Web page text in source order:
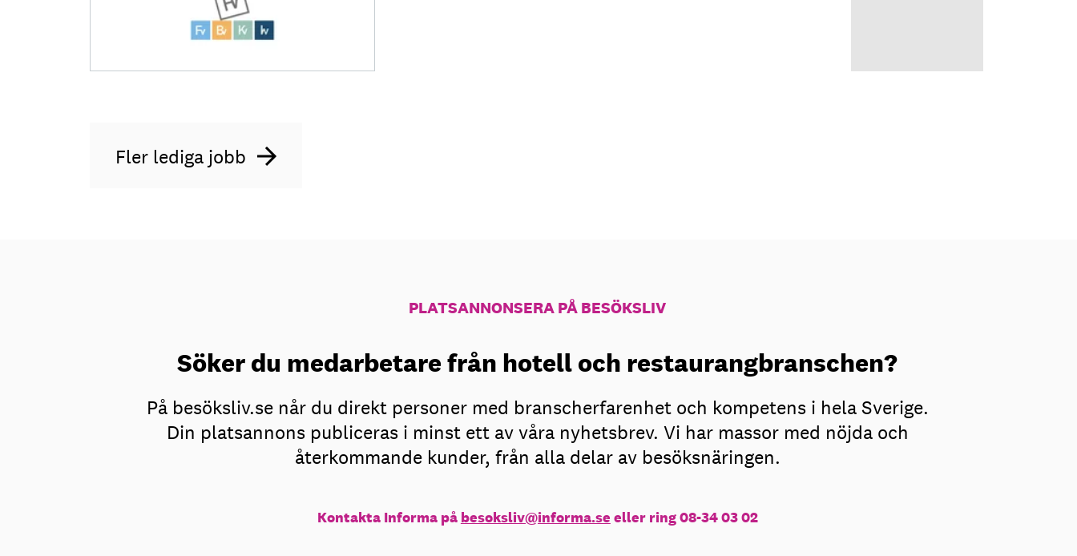
Fler lediga jobb
PLATSANNONSERA PÅ BESÖKSLIV
Söker du medarbetare från hotell och restaurangbranschen?
På besöksliv.se når du direkt personer med branscherfarenhet och kompetens i hela Sverige.
Din platsannons publiceras i minst ett av våra nyhetsbrev. Vi har massor med nöjda och
återkommande kunder, från alla delar av besöksnäringen.
Kontakta Informa på besoksliv@informa.se eller ring 08-34 03 02